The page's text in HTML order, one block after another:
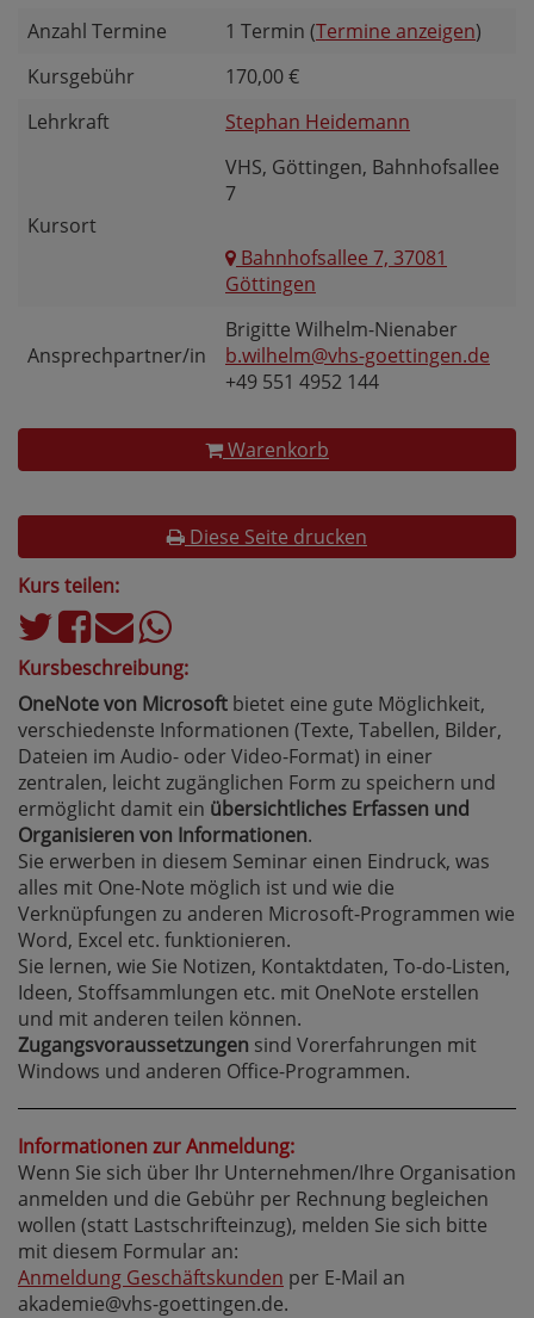
Anzahl Termine
1 Termin (Termine anzeigen)
Kursgebühr
170,00 €
Lehrkraft
Stephan Heidemann
Kursort
VHS, Göttingen, Bahnhofsallee
7
Bahnhofsallee 7, 37081
Göttingen
Ansprechpartner/in
Brigitte Wilhelm-Nienaber
b.wilhelm@vhs-goettingen.de
+49 551 4952 144
Warenkorb
Diese Seite drucken
Kurs teilen:
Kursbeschreibung:
OneNote von Microsoft bietet eine gute Möglichkeit,
verschiedenste Informationen (Texte, Tabellen, Bilder,
Dateien im Audio- oder Video-Format) in einer
zentralen, leicht zugänglichen Form zu speichern und
ermöglicht damit ein übersichtliches Erfassen und
Organisieren von Informationen.
Sie erwerben in diesem Seminar einen Eindruck, was
alles mit One-Note möglich ist und wie die
Verknüpfungen zu anderen Microsoft-Programmen wie
Word, Excel etc. funktionieren.
Sie lernen, wie Sie Notizen, Kontaktdaten, To-do-Listen,
Ideen, Stoffsammlungen etc. mit OneNote erstellen
und mit anderen teilen können.
Zugangsvoraussetzungen sind Vorerfahrungen mit
Windows und anderen Office-Programmen.
Informationen zur Anmeldung:
Wenn Sie sich über Ihr Unternehmen/Ihre Organisation
anmelden und die Gebühr per Rechnung begleichen
wollen (statt Lastschrifteinzug), melden Sie sich bitte
mit diesem Formular an:
Anmeldung Geschäftskunden per E-Mail an
akademie@vhs-goettingen.de.